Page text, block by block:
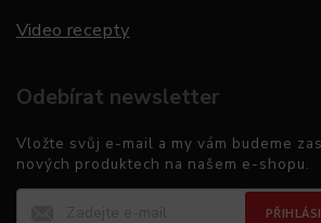
Video recepty
Odebírat newsletter
Vložte svůj e-mail a my vám budeme
nových produktech na našem e-shopu.